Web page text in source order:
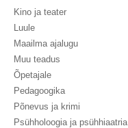
Kino ja teater
Luule
Maailma ajalugu
Muu teadus
Õpetajale
Pedagoogika
Põnevus ja krimi
Psühholoogia ja psühhiaatria